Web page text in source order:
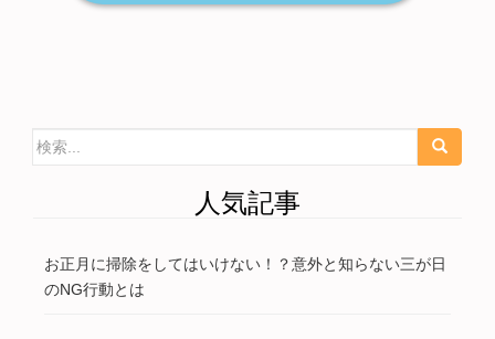
人気記事
お正月に掃除をしてはいけない！？意外と知らない三が日
のNG行動とは